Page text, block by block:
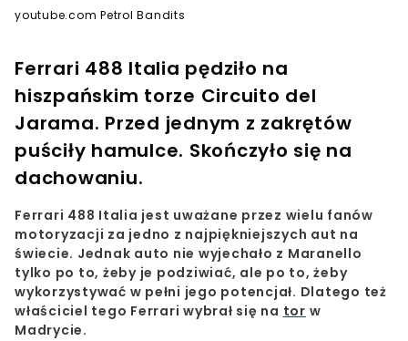
youtube.com Petrol Bandits
Ferrari 488 Italia pędziło na
hiszpańskim torze Circuito del
Jarama. Przed jednym z zakrętów
puściły hamulce. Skończyło się na
dachowaniu.
Ferrari 488 Italia jest uważane przez wielu fanów
motoryzacji za jedno z najpiękniejszych aut na
świecie. Jednak auto nie wyjechało z Maranello
tylko po to, żeby je podziwiać, ale po to, żeby
wykorzystywać w pełni jego potencjał. Dlatego też
właściciel tego Ferrari wybrał się na tor w
Madrycie.